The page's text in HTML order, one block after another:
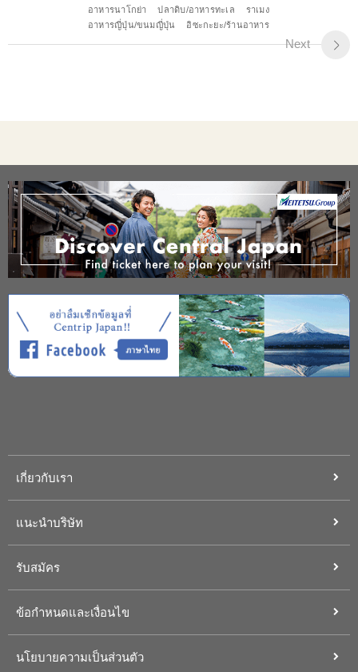
อาหารนาโกย่า
ปลาดิบ/อาหารทะเล
ราเมง
อาหารญี่ปุ่น/ขนมญี่ปุ่น
อิซะกะยะ/ร้านอาหาร
Next
เกี่ยวกับเรา
แนะนำบริษัท
รับสมัคร
ข้อกำหนดและเงื่อนไข
นโยบายความเป็นส่วนตัว